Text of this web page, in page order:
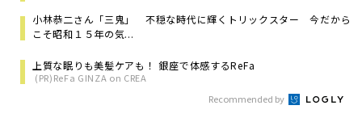
小林恭二さん「三鬼」 不穏な時代に輝くトリックスター 今だから
こそ昭和１５年の気...
上質な眠りも美髪ケアも！ 銀座で体感するReFa
(PR)ReFa GINZA on CREA
Recommended by